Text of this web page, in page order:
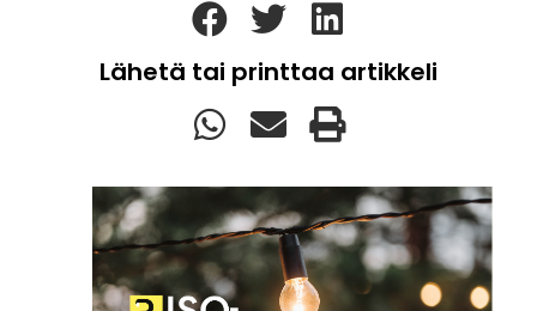
Lähetä tai printtaa artikkeli